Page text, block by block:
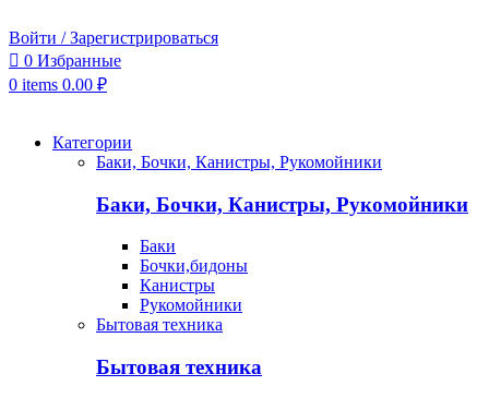
Войти / Зарегистрироваться
0 Избранные
0 items 0.00 ₽
Категории
Баки, Бочки, Канистры, Рукомойники
Баки, Бочки, Канистры, Рукомойники
Баки
Бочки,бидоны
Канистры
Рукомойники
Бытовая техника
Бытовая техника